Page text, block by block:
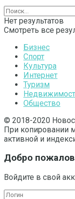
Нет результатов
Смотреть все
Бизнес
Спорт
Культура
Интернет
Туризм
Общество
© 2018-2020
При копировании
активной и
Добро
Войдите в свой